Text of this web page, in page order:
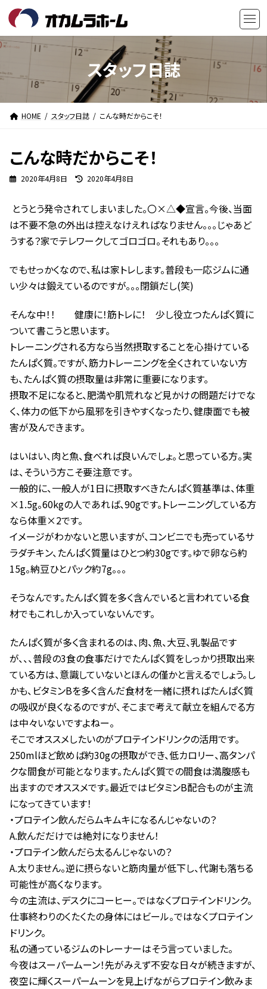
テ
ン
へ
キ
ゲ
ー
ョ
に
スタッフ日誌
HOME スタッフ日誌 こんな時だからこそ！
こんな時だからこそ！
2020年4月8日
最
新
日
時
:
2020年4月8日
とうとう発令されてしまいました。〇×△◆宣言。今後、当面
は不要不急の外出は控えなけえればなりません。。。じゃあど
うする？家でテレワークしてゴロゴロ。それもあり。。。
でもせっかくなので、私は家トレします。普段も一応ジムに通
い少々は鍛えているのですが。。。閉鎖だし(笑)
そんな中！！ 健康に！筋トレに！ 少し役立つたんぱく質に
ついて書こうと思います。
トレーニングされる方なら当然摂取することを心掛けている
たんぱく質。ですが、筋力トレーニングを全くされていない方
も、たんぱく質の摂取量は非常に重要になります。
摂取不足になると、肥満や肌荒れなど見かけの問題だけでな
く、体力の低下から風邪を引きやすくなったり、健康面でも被
害が及んできます。
はいはい、肉と魚、食べれば良いんでしょ。と思っている方。実
は、そういう方こそ要注意です。
一般的に、一般人が1日に摂取すべきたんぱく質基準は、体重
×1.5g。60kgの人であれば、90gです。トレーニングしている方
なら体重×2です。
イメージがわかないと思いますが、コンビニでも売っているサ
ラダチキン、たんぱく質量はひとつ約30gです。ゆで卵なら約
15g。納豆ひとパック約7g。。。
そうなんです。たんぱく質を多く含んでいると言われている食
材でもこれしか入っていないんです。
たんぱく質が多く含まれるのは、肉、魚、大豆、乳製品です
が、、、普段の3食の食事だけでたんぱく質をしっかり摂取出来
ている方は、意識していないとほんの僅かと言えるでしょう。し
かも、ビタミンBを多く含んだ食材を一緒に摂ればたんぱく質
の吸収が良くなるのですが、そこまで考えて献立を組んでる方
は中々いないですよねー。
そこでオススメしたいのがプロテインドリンクの活用です。
250mlほど飲めば約30gの摂取ができ、低カロリー、高タンパ
クな間食が可能となります。たんぱく質での間食は満腹感も
出ますのでオススメです。最近ではビタミンB配合ものが主流
になってきています！
・プロテイン飲んだらムキムキになるんじゃないの？
A.飲んだだけでは絶対になりません！
・プロテイン飲んだら太るんじゃないの？
A.太りません。逆に摂らないと筋肉量が低下し、代謝も落ちる
可能性が高くなります。
今の主流は、デスクにコーヒー。ではなくプロテインドリンク。
仕事終わりのくたくたの身体にはビール。ではなくプロテイン
ドリンク。
私の通っているジムのトレーナーはそう言っていました。
今夜はスーパームーン！先がみえず不安な日々が続きますが、
夜空に輝くスーパームーンを見上げながらプロテイン飲みま